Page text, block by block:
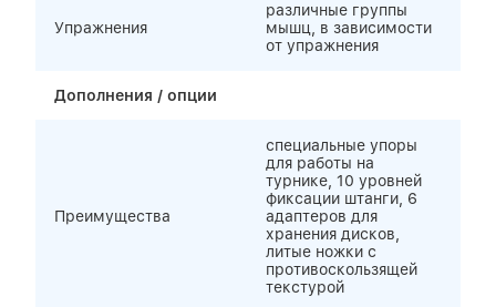
Упражнения
различные группы
мышц, в зависимости
от упражнения
Дополнения / опции
Преимущества
специальные упоры
для работы на
турнике, 10 уровней
фиксации штанги, 6
адаптеров для
хранения дисков,
литые ножки с
противоскользящей
текстурой